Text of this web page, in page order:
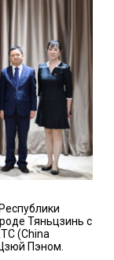
Тяньцзинь с
(China
Пэном.